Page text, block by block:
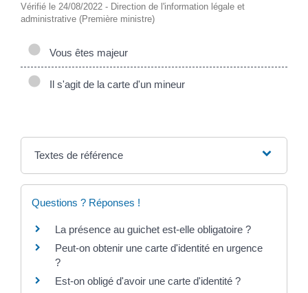
Vérifié le 24/08/2022 - Direction de l'information légale et
administrative (Première ministre)
Vous êtes majeur
Il s'agit de la carte d'un mineur
Textes de référence
Questions ? Réponses !
La présence au guichet est-elle obligatoire ?
Peut-on obtenir une carte d'identité en urgence
?
Est-on obligé d'avoir une carte d'identité ?